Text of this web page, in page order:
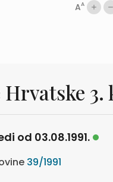
AA
3.
od 03.08.1991.
39/1991